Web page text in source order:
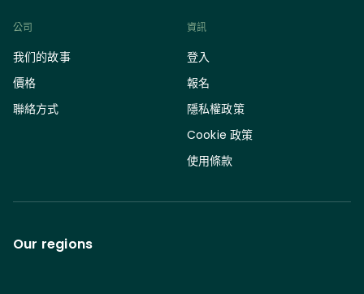
公司
我们的故事
價格
聯絡方式
資訊
登入
報名
隱私權政策
Cookie 政策
使用條款
Our regions